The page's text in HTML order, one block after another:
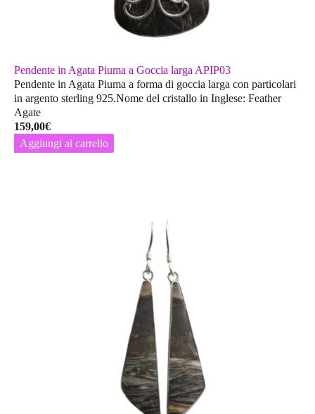
Pendente in Agata Piuma a Goccia larga APIP03
Pendente in Agata Piuma a forma di goccia larga con particolari
in argento sterling 925.Nome del cristallo in Inglese: Feather
Agate
159,00€
Aggiungi al carrello